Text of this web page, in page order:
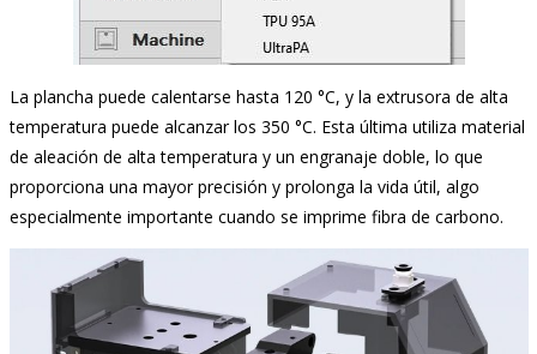
La plancha puede calentarse hasta 120 °C, y la extrusora de alta
temperatura puede alcanzar los 350 °C. Esta última utiliza material
de aleación de alta temperatura y un engranaje doble, lo que
proporciona una mayor precisión y prolonga la vida útil, algo
especialmente importante cuando se imprime fibra de carbono.